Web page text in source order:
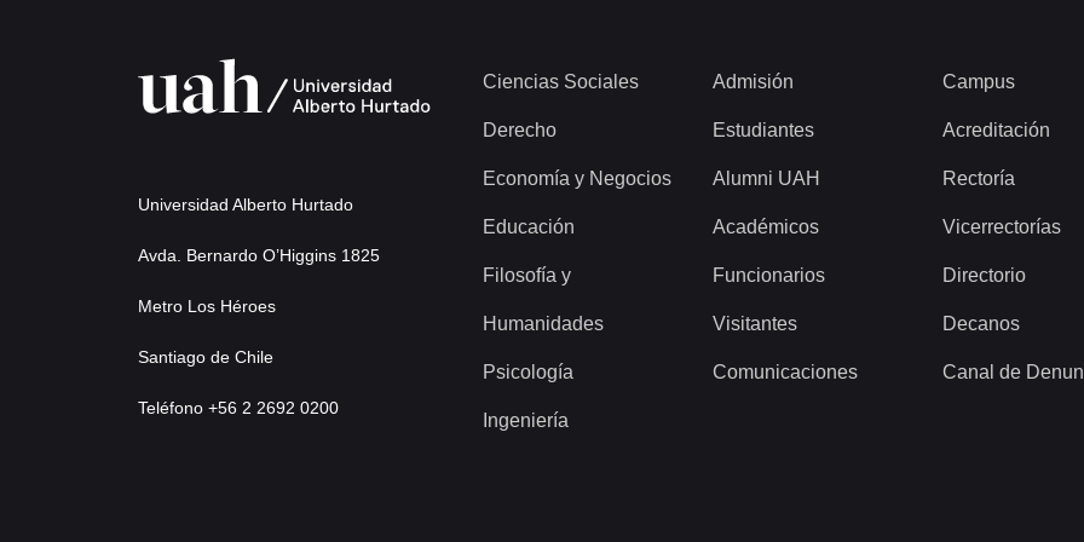
Universidad Alberto Hurtado
Avda. Bernardo O’Higgins 1825
Metro Los Héroes
Santiago de Chile
Teléfono +56 2 2692 0200
Ciencias Sociales
Derecho
Economía y Negocios
Educación
Filosofía y
Humanidades
Psicología
Ingeniería
Admisión
Estudiantes
Alumni UAH
Académicos
Funcionarios
Visitantes
Comunicaciones
Campus
Acreditación
Rectoría
Vicerrectorías
Directorio
Decanos
Canal de